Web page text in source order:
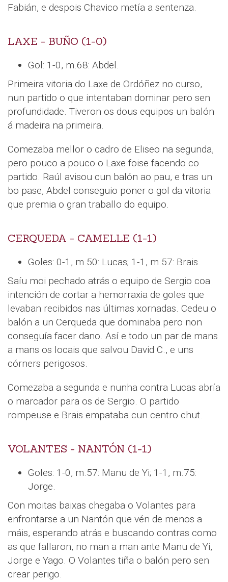
Fabián, e despois Chavico metía a sentenza.
LAXE - BUÑO (1-0)
Gol: 1-0, m.68: Abdel.
Primeira vitoria do Laxe de Ordóñez no curso,
nun partido o que intentaban dominar pero sen
profundidade. Tiveron os dous equipos un balón
á madeira na primeira.
Comezaba mellor o cadro de Eliseo na segunda,
pero pouco a pouco o Laxe foise facendo co
partido. Raúl avisou cun balón ao pau, e tras un
bo pase, Abdel conseguio poner o gol da vitoria
que premia o gran traballo do equipo.
CERQUEDA - CAMELLE (1-1)
Goles: 0-1, m.50: Lucas; 1-1, m.57: Brais.
Saíu moi pechado atrás o equipo de Sergio coa
intención de cortar a hemorraxia de goles que
levaban recibidos nas últimas xornadas. Cedeu o
balón a un Cerqueda que dominaba pero non
conseguía facer dano. Así e todo un par de mans
a mans os locais que salvou David C., e uns
córners perigosos.
Comezaba a segunda e nunha contra Lucas abría
o marcador para os de Sergio. O partido
rompeuse e Brais empataba cun centro chut.
VOLANTES - NANTÓN (1-1)
Goles: 1-0, m.57: Manu de Yi; 1-1, m.75:
Jorge.
Con moitas baixas chegaba o Volantes para
enfrontarse a un Nantón que vén de menos a
máis, esperando atrás e buscando contras como
as que fallaron, no man a man ante Manu de Yi,
Jorge e Yago. O Volantes tiña o balón pero sen
crear perigo.